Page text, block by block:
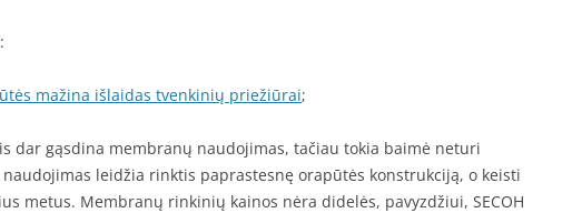
mažina išlaidas tvenkinių priežiūrai;
dar gąsdina membranų naudojimas, tačiau tokia baimė neturi
leidžia rinktis paprastesnę orapūtės konstrukciją, o keisti
metus. Membranų rinkinių kainos nėra didelės, pavyzdžiui, SECOH